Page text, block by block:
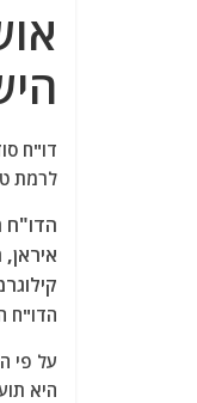
לרמת
קילוגרמים, עלייה
הדו"ח הסביר
היא